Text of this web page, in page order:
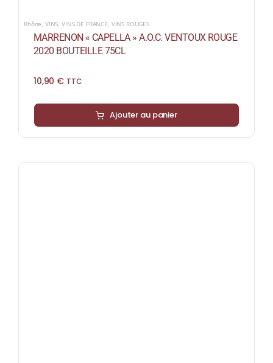
Rhône, VINS,VINS DE FRANCE, VINS ROUGES
MARRENON « CAPELLA » A.O.C. VENTOUX ROUGE
2020 BOUTEILLE 75CL
10,90 € TTC
Ajouter au panier